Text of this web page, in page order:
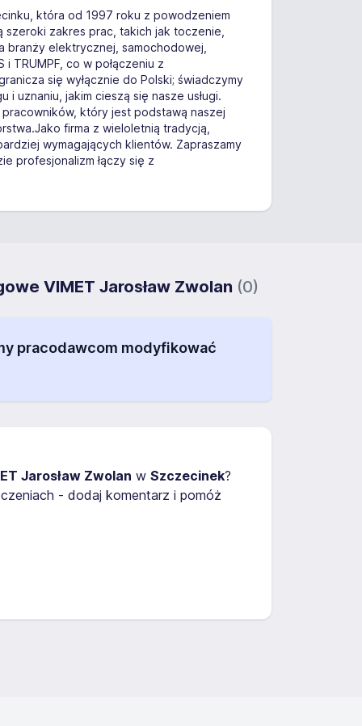
która od 1997 roku z powodzeniem
szeroki zakres prac, takich jak toczenie,
branży elektrycznej, samochodowej,
TRUMPF, co w połączeniu z
się wyłącznie do Polski; świadczymy
uznaniu, jakim cieszą się nasze usługi.
który jest podstawą naszej
firma z wieloletnią tradycją,
wymagających klientów. Zapraszamy
profesjonalizm łączy się z
VIMET Jarosław Zwolan (0)
pracodawcom modyfikować
Jarosław Zwolan w Szczecinek?
- dodaj komentarz i pomóż